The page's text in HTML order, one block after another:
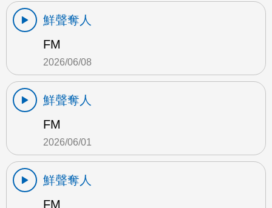
鮮聲奪人
FM
2026/06/08
鮮聲奪人
FM
2026/06/01
鮮聲奪人
FM